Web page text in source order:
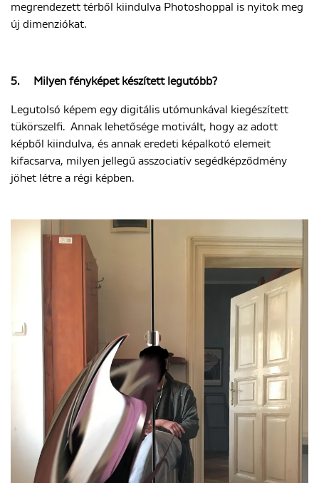
megrendezett térből kiindulva Photoshoppal is nyitok meg
új dimenziókat.
5. Milyen fényképet készített legutóbb?
Legutolsó képem egy digitális utómunkával kiegészített
tükörszelfi. Annak lehetősége motivált, hogy az adott
képből kiindulva, és annak eredeti képalkotó elemeit
kifacsarva, milyen jellegű asszociatív segédképződmény
jöhet létre a régi képben.